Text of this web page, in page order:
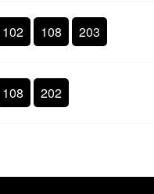
102 108 203
108 202